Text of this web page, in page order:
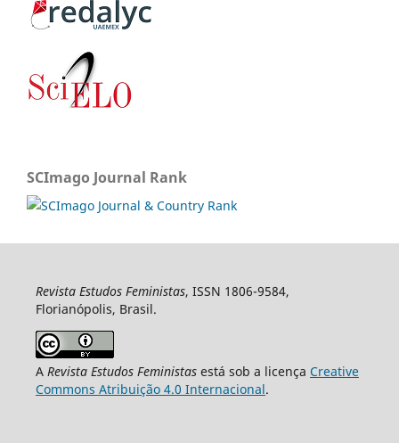
SCImago Journal Rank
Revista Estudos Feministas, ISSN 1806-9584,
Florianópolis, Brasil.
A Revista Estudos Feministasestá sob a licença Creative
Commons Atribuição 4.0 Internacional.